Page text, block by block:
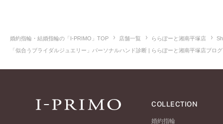
婚約指輪・結婚指輪の「I-PRIMO」TOP 店舗一覧 ららぽーと湘南平塚店
「似合うブライダルジュエリー」パーソナルハンド診断 | ららぽーと湘南平塚店ブ
COLLECTION
婚約指輪